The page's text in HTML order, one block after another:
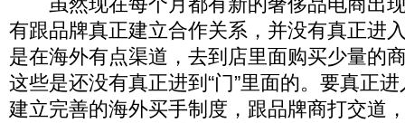
有跟品牌真正建立合作关系，并没有真正进
是在海外有点渠道，去到店里面购买少量的
这些是还没有真正进到“门”里面的。要真正
建立完善的海外买手制度，跟品牌商打交道